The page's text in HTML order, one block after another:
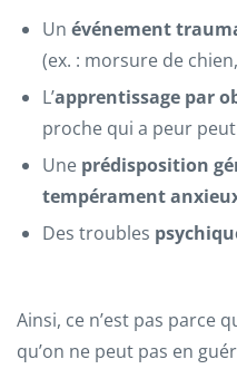
Un événement
(ex. : morsure de
L’apprentissage par
proche qui a peur
Une prédisposition
tempérament
Des troubles
Ainsi, ce n’est pas parce
qu’on ne peut pas en